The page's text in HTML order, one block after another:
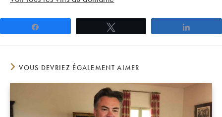
VOUS DEVRIEZ ÉGALEMENT AIMER